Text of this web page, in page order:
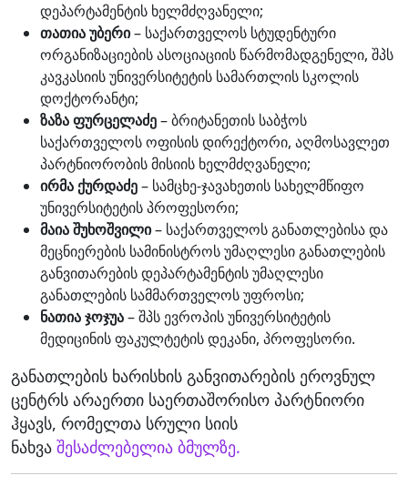
დეპარტამენტის ხელმძღვანელი;
თათია უბერი– საქართველოს სტუდენტური
ორგანიზაციების ასოციაციის წარმომადგენელი, შპს
კავკასიის უნივერსიტეტის სამართლის სკოლის
დოქტორანტი;
ზაზა ფურცელაძე– ბრიტანეთის საბჭოს
საქართველოს ოფისის დირექტორი, აღმოსავლეთ
პარტნიორობის მისიის ხელმძღვანელი;
ირმა ქურდაძე– სამცხე-ჯავახეთის სახელმწიფო
უნივერსიტეტის პროფესორი;
მაია შუხოშვილი– საქართველოს განათლებისა და
მეცნიერების სამინისტროს უმაღლესი განათლების
განვითარების დეპარტამენტის უმაღლესი
განათლების სამმართველოს უფროსი;
ნათია ჯოჯუა– შპს ევროპის უნივერსიტეტის
მედიცინის ფაკულტეტის დეკანი, პროფესორი.
განათლების ხარისხის განვითარების ეროვნულ
ცენტრს არაერთი საერთაშორისო პარტნიორი
ჰყავს, რომელთა სრული სიის
ნახვა შესაძლებელია ბმულზე.